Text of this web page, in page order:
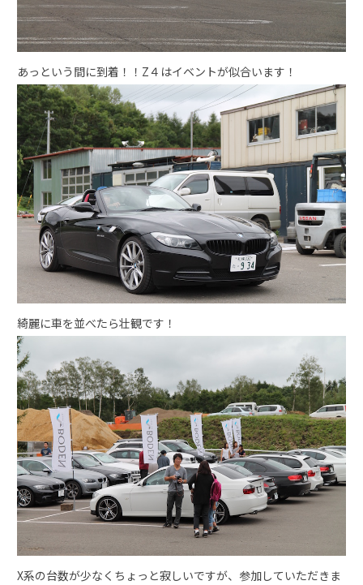
あっという間に到着！！Z４はイベントが似合います！
綺麗に車を並べたら壮観です！
X系の台数が少なくちょっと寂しいですが、参加していただきま